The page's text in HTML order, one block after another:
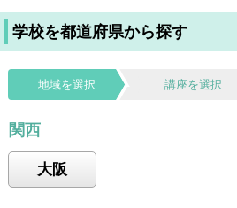
学校を都道府県から探す
地域を選択 講座を選択
関西
大阪